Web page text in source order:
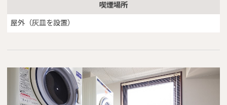
喫煙場所
屋外（灰皿を設置）